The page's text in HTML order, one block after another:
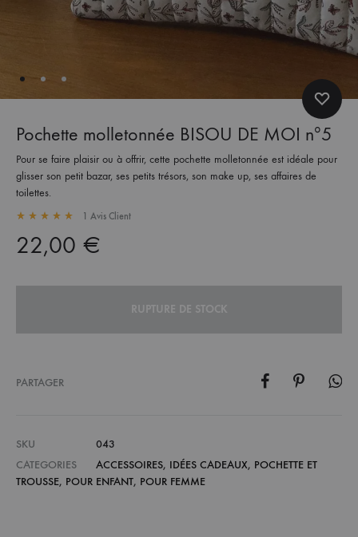
Pochette molletonnée BISOU DE MOI nº5
Pour se faire plaisir ou à offrir, cette pochette molletonnée est idéale pour
glisser son petit bazar, ses petits trésors, son make up, ses affaires de
toilettes.
1 Avis Client
22,00 €
RUPTURE DE STOCK
PARTAGER
SKU
043
CATEGORIES
ACCESSOIRES, IDÉES CADEAUX, POCHETTE ET
TROUSSE, POUR ENFANT, POUR FEMME